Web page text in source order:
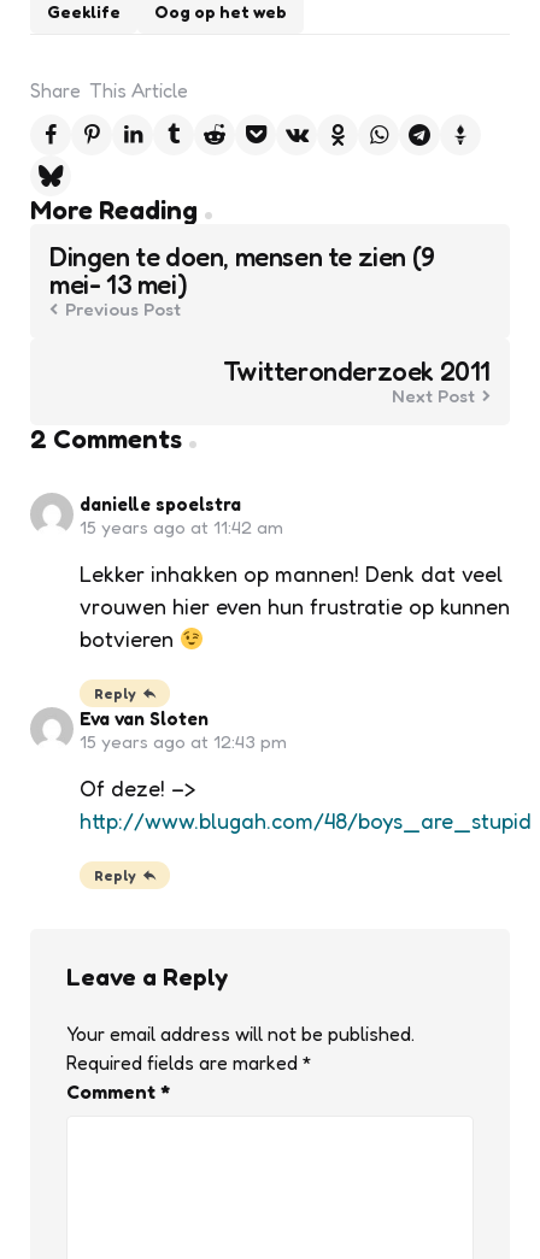
Geeklife Oog op het web
Share This Article
More Reading
Post
navigation
Dingen te doen, mensen te zien (9
mei- 13 mei)
Previous Post
Twitteronderzoek 2011
Next Post
2 Comments
danielle spoelstra
15 years ago at 11:42 am
Lekker inhakken op mannen! Denk dat veel
vrouwen hier even hun frustratie op kunnen
botvieren
Reply
Eva van Sloten
15 years ago at 12:43 pm
Of deze! –>
http://www.blugah.com/48/boys_are_stupid
Reply
Leave a Reply
Your email address will not be published.
Required fields are marked *
Comment *